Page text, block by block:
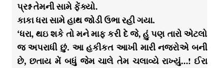
પ્રશ્ન તેમની સામે ફેંક્યો.
કાકા ધરા સામે હાથ જોડી ઉભા રહી ગયા.
‘ધરા, થઇ શકે તો મને માફ કરી દે જે, હું પણ તારો એટલો
જ અપરાધી છું. આ હકીકત આખી મારી નજરોએ બની
છે, છતાય મેં બધું જેમ ચાલે તેમ ચલાવ્યે રાખ્યું…! ઈરા